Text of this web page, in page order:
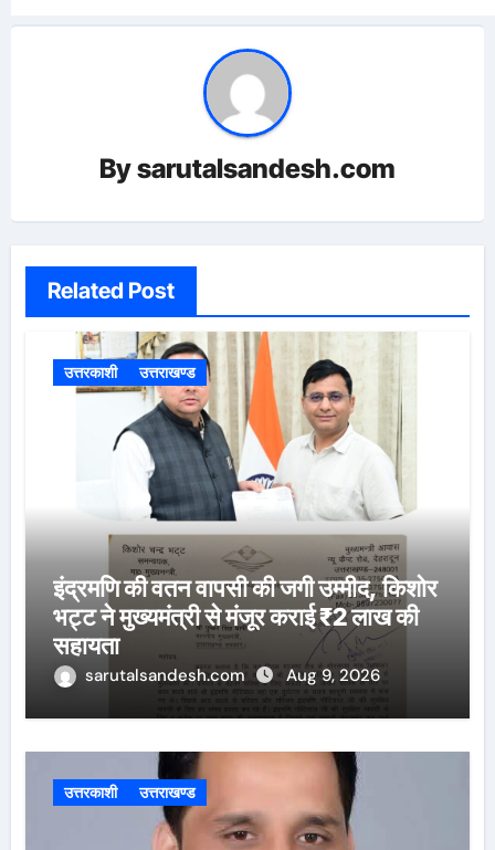
Bysarutalsandesh.com
Related Post
उत्तरकाशी उत्तराखण्ड
इंद्रमणि की वतन वापसी की जगी उम्मीद, किशोर
भट्ट ने मुख्यमंत्री से मंजूर कराई ₹2 लाख की
सहायता
sarutalsandesh.com Aug 9, 2026
उत्तरकाशी उत्तराखण्ड